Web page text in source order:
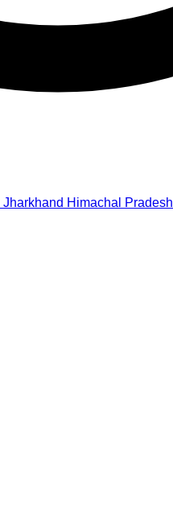
Jharkhand Himachal Pradesh